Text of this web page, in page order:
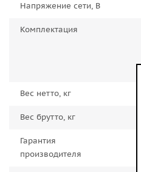
Напряжение сети, В
Комплектация
Вес нетто, кг
Вес брутто, кг
Гарантия
производителя